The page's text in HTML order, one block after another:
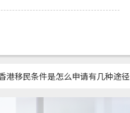
港移民条件是怎么申请有几种途径